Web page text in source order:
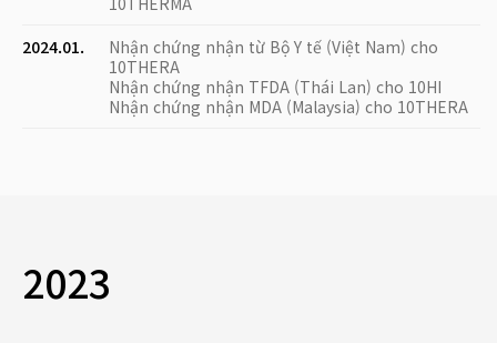
2024.01.
Nhận chứng nhận từ Bộ Y tế (Việt Nam) cho
10THERA
Nhận chứng nhận TFDA (Thái Lan) cho 10HI
Nhận chứng nhận MDA (Malaysia) cho 10THERA
2023